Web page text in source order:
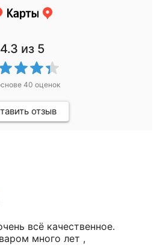
4.3 из 5
40 оценок
отзыв
всё качественное.
много лет ,